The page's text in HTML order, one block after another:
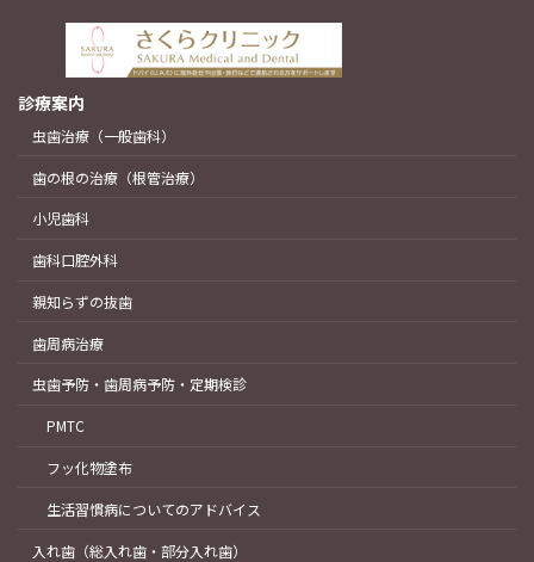
診療案内
虫歯治療（一般歯科）
歯の根の治療（根管治療）
小児歯科
歯科口腔外科
親知らずの抜歯
歯周病治療
虫歯予防・歯周病予防・定期検診
PMTC
フッ化物塗布
生活習慣病についてのアドバイス
入れ歯（総入れ歯・部分入れ歯）